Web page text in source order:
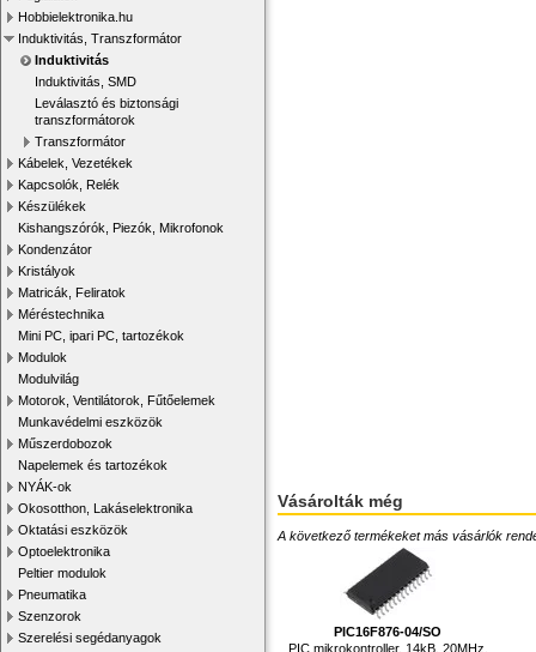
Hobbielektronika.hu
Induktivitás, Transzformátor
Induktivitás
Induktivitás, SMD
Leválasztó és biztonsági
transzformátorok
Transzformátor
Kábelek, Vezetékek
Kapcsolók, Relék
Készülékek
Kishangszórók, Piezók, Mikrofonok
Kondenzátor
Kristályok
Matricák, Feliratok
Méréstechnika
Mini PC, ipari PC, tartozékok
Modulok
Modulvilág
Motorok, Ventilátorok, Fűtőelemek
Munkavédelmi eszközök
Műszerdobozok
Napelemek és tartozékok
NYÁK-ok
Okosotthon, Lakáselektronika
Oktatási eszközök
Optoelektronika
Peltier modulok
Pneumatika
Szenzorok
Szerelési segédanyagok
Vásárolták még
A következő termékeket más vásárlók
PIC16F876-04/SO
PIC mikrokontroller, 14kB, 20MHz,